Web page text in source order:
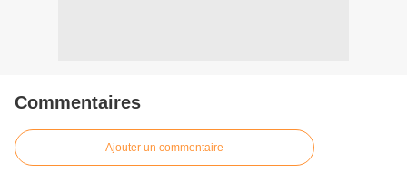
Commentaires
Ajouter un commentaire